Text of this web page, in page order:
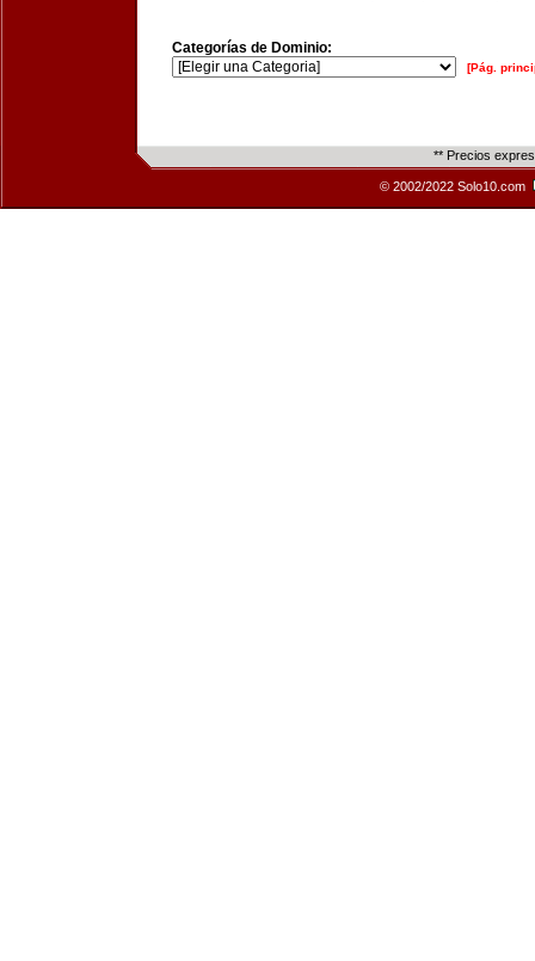
Categorías de Dominio:
[Pág.
** Precios
© 2002/2022 Solo10.com